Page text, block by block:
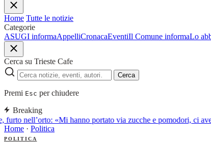
Home Tutte le notizie
Categorie
ASUGI informaAppelliCronacaEventiIl Comune informaLo
Cerca su Trieste Cafe
Cerca
Premi Esc per chiudere
Breaking
furto nell’orto: «Mi hanno portato via zucche e pomodori, ci
Home · Politica
POLITICA